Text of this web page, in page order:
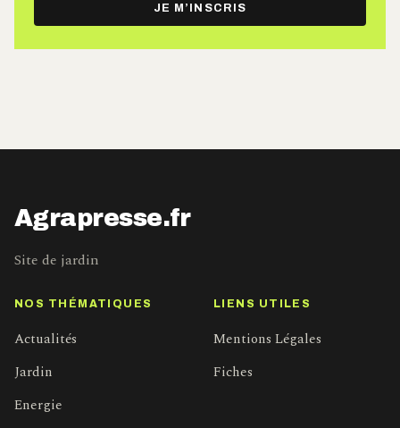
mail
JE M’INSCRIS
Agrapresse.fr
Site de jardin
NOS THÉMATIQUES
Actualités
Jardin
Energie
LIENS UTILES
Mentions Légales
Fiches